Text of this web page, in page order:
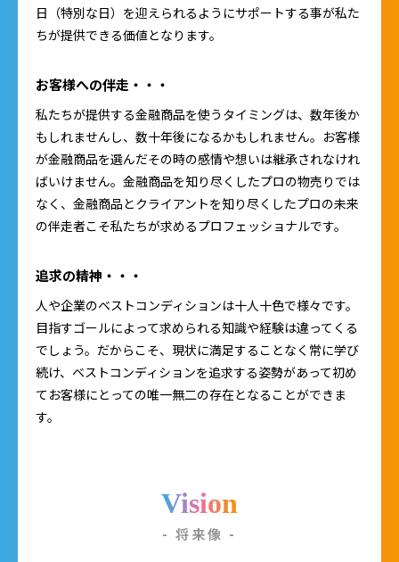
日（特別な日）を迎えられるようにサポートする事が私た
ちが提供できる価値となります。
お客様への伴走・・・
私たちが提供する金融商品を使うタイミングは、数年後か
もしれませんし、数十年後になるかもしれません。お客様
が金融商品を選んだその時の感情や想いは継承されなけれ
ばいけません。金融商品を知り尽くしたプロの物売りでは
なく、金融商品とクライアントを知り尽くしたプロの未来
の伴走者こそ私たちが求めるプロフェッショナルです。
追求の精神・・・
人や企業のベストコンディションは十人十色で様々です。
目指すゴールによって求められる知識や経験は違ってくる
でしょう。だからこそ、現状に満足することなく常に学び
続け、ベストコンディションを追求する姿勢があって初め
てお客様にとっての唯一無二の存在となることができま
す。
Vision
- 将来像 -